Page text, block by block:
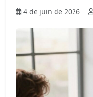
4 de juin de 2026